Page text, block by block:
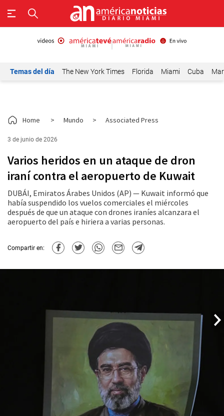
Temas del día The New York Times Florida Miami Cuba
Home > Mundo > Associated Press
3 de junio de 2026
Varios heridos en un ataque de dron
iraní contra el aeropuerto de Kuwait
DUBÁI, Emiratos Árabes Unidos (AP) — Kuwait informó que
había suspendido los vuelos comerciales el miércoles
después de que un ataque con drones iraníes alcanzara el
aeropuerto del país e hiriera a varias personas.
Compartir en: